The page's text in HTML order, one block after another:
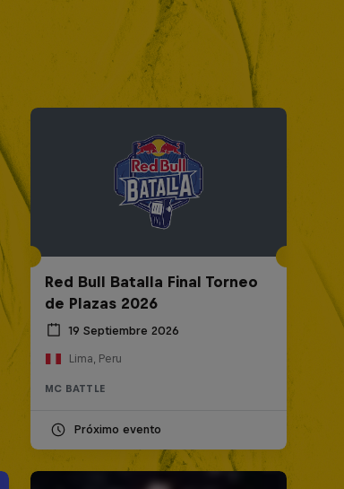
Red Bull Batalla Final Torneo
de Plazas 2026
19 Septiembre 2026
Lima, Peru
MC BATTLE
Próximo evento